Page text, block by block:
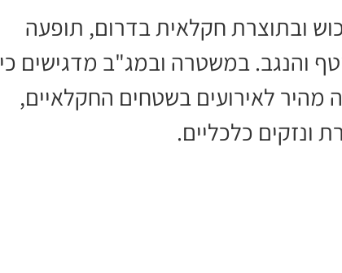
ובתוצרת חקלאית בדרום, תופעה
והנגב. במשטרה ובמג"ב מדגישים כי
מהיר לאירועים בשטחים החקלאיים,
ונזקים כלכליים.